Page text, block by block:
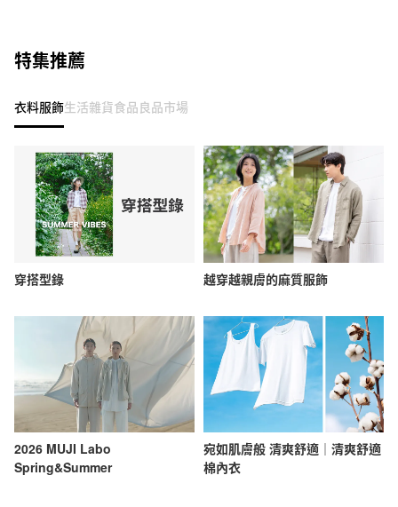
特集推薦
衣料服飾生活雜貨食品良品市場
穿搭型錄 越穿越親膚的麻質服飾
2026 MUJI Labo
Spring&Summer
宛如肌膚般 清爽舒適｜清爽舒適
棉內衣